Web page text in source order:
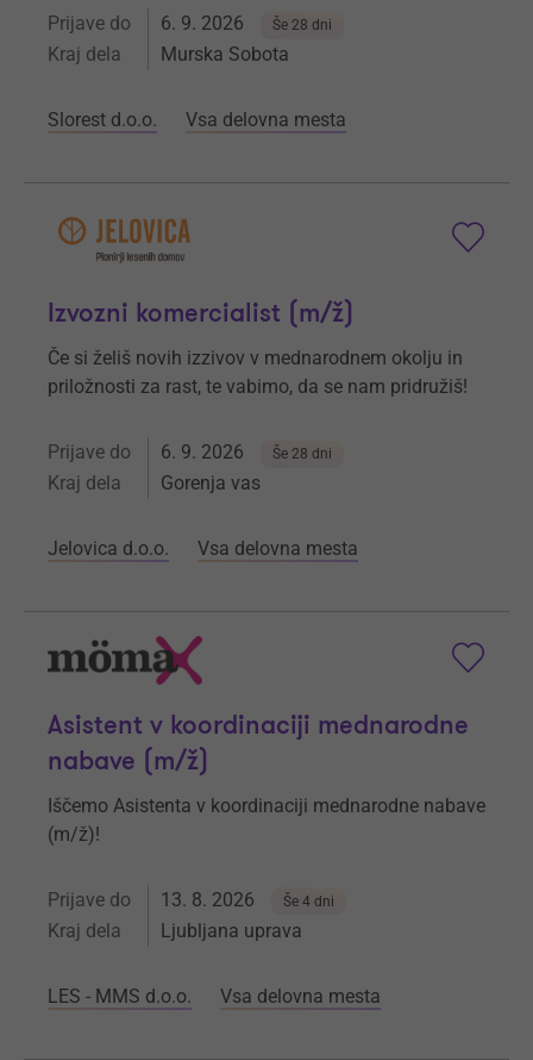
Prijave do 6. 9. 2026 Še 28 dni
Kraj dela Murska Sobota
Slorest d.o.o. Vsa delovna mesta
Izvozni komercialist (m/ž)
Če si želiš novih izzivov v mednarodnem okolju in
priložnosti za rast, te vabimo, da se nam pridružiš!
Prijave do 6. 9. 2026 Še 28 dni
Kraj dela Gorenja vas
Jelovica d.o.o. Vsa delovna mesta
Asistent v koordinaciji mednarodne
nabave (m/ž)
Iščemo Asistenta v koordinaciji mednarodne nabave
(m/ž)!
Prijave do 13. 8. 2026 Še 4 dni
Kraj dela Ljubljana uprava
LES - MMS d.o.o. Vsa delovna mesta